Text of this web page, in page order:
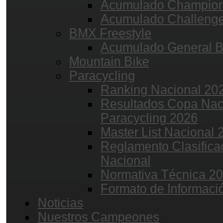
Acumulado
Acumulado
BMX Freestyle
Acumulado General
Mountain Bike
Paracycling
Ranking Nacional
Resultados Copa
Paracycling 2026
Master List Nacional
Reglamento
Nacional
Normativa Técnica
Formato de
Noticias
Nuestros Campeones